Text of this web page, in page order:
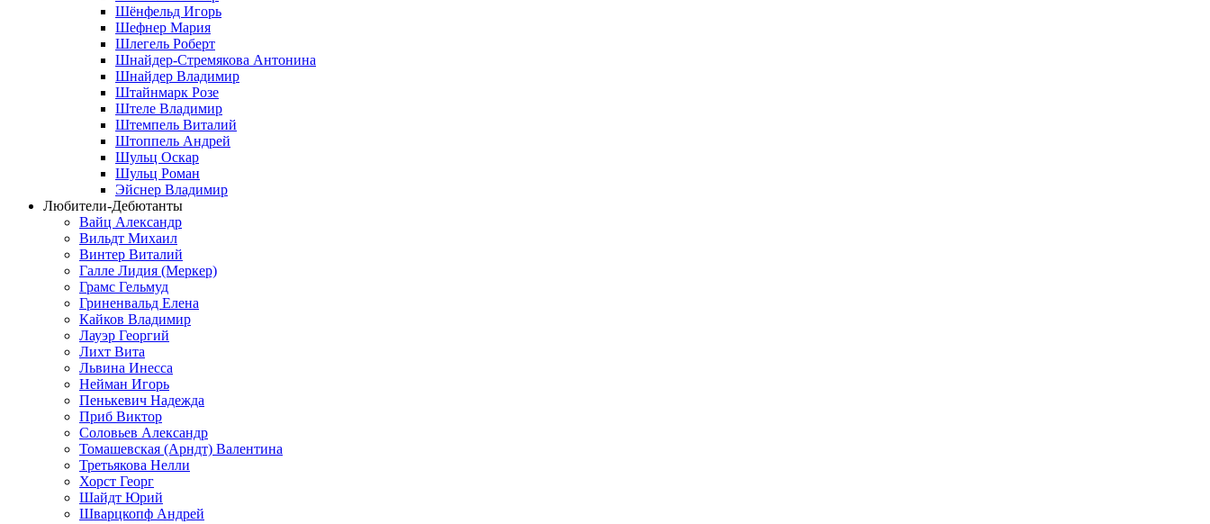
Шёнфельд Игорь
Шефнер Мария
Шлегель Роберт
Шнайдер-Стремякова Антонина
Шнайдер Владимир
Штайнмарк Розe
Штеле Владимир
Штемпель Виталий
Штоппель Андрей
Шульц Оскар
Шульц Роман
Эйснер Владимир
Любители-Дебютанты
Вайц Александр
Вильдт Михаил
Винтер Виталий
Галле Лидия (Меркер)
Грамс Гельмуд
Гриненвальд Елена
Кайков Владимир
Лауэр Георгий
Лихт Вита
Львина Инесса
Нейман Игорь
Пенькевич Надежда
Приб Виктор
Соловьев Александр
Томашевская (Арндт) Валентина
Третьякова Нелли
Хорст Георг
Шайдт Юрий
Шварцкопф Андрей